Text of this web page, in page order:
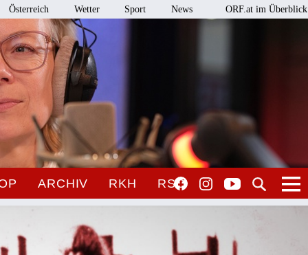
Österreich Wetter Sport News ORF.at im Überblick
ARCHIV RKH RSO